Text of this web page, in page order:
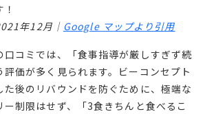
年12月｜ Google マップより引用
口コミでは、「食事指導が厳しすぎず続
評価が多く見られます。ビーコンセプト
た後のリバウンドを防ぐために、極端な
制限はせず、「3食きちんと食べるこ